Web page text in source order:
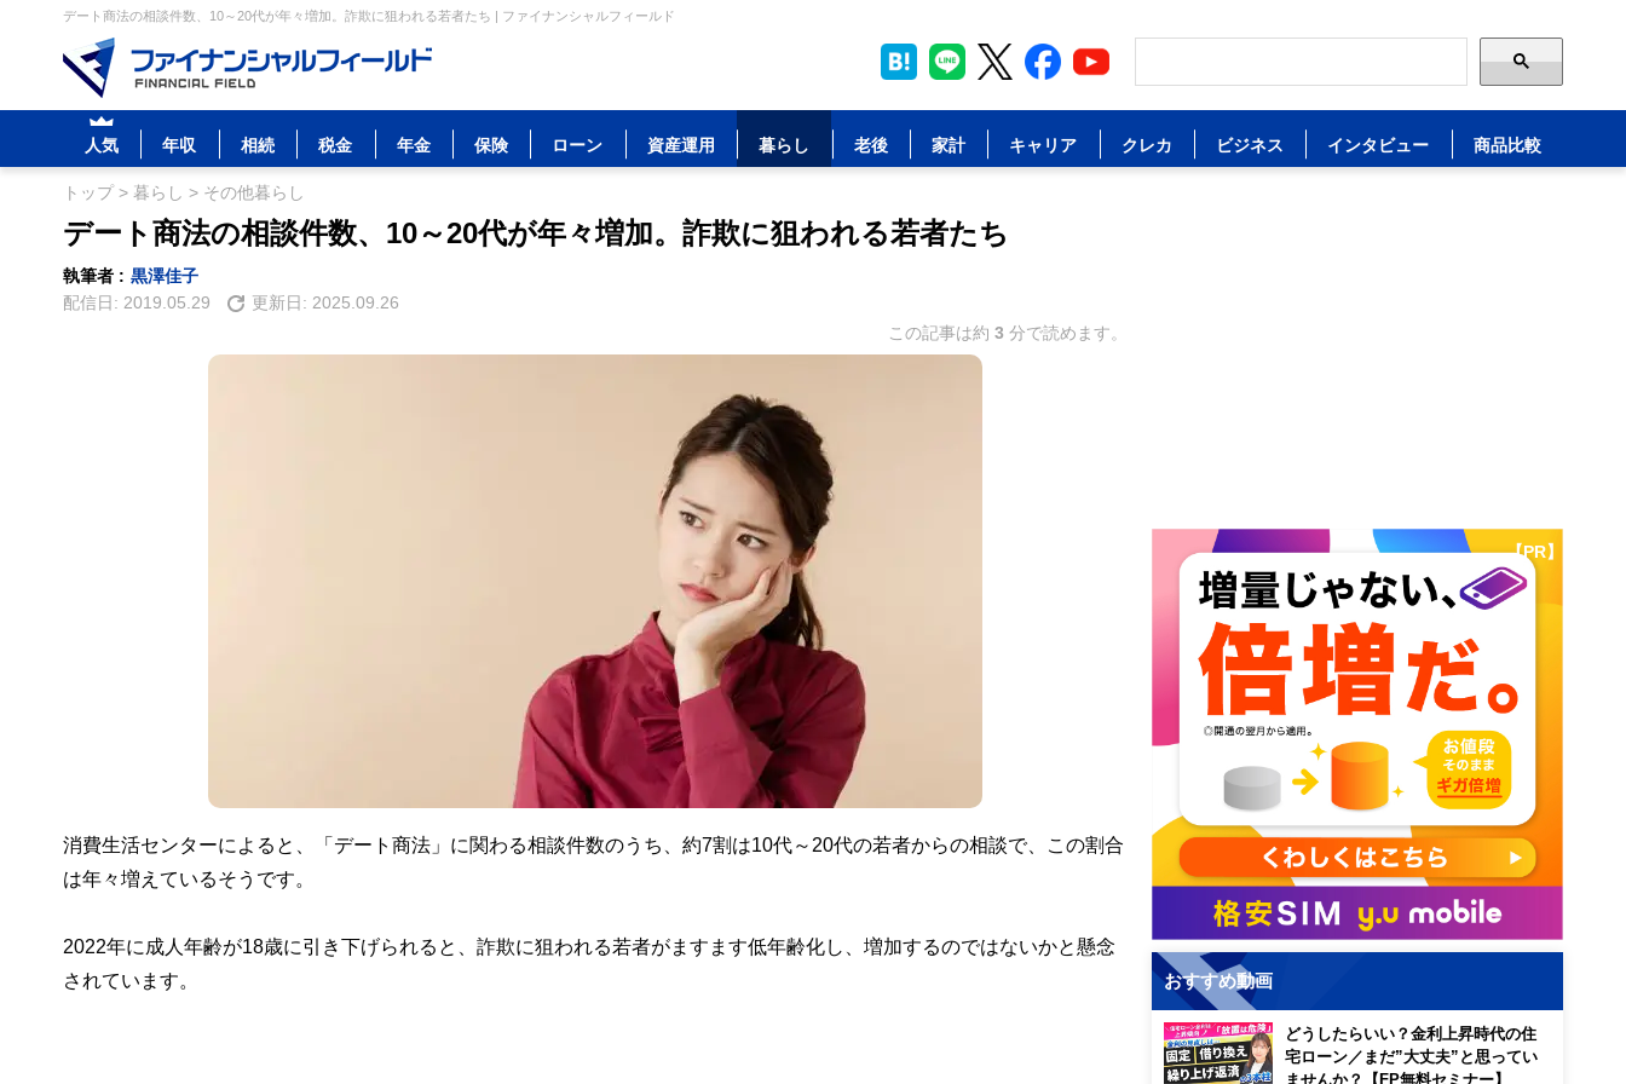
デート商法の相談件数、10～20代が年々増加。詐欺に狙われる若者たち | ファイナンシャルフィールド
人気 年収 相続 税金 年金 保険 ローン 資産運用 暮らし 老後 家計 キャリア クレカ ビジネス インタビュー 商品比較
トップ> 暮らし > その他暮らし
デート商法の相談件数、10～20代が年々増加。詐欺に狙われる若者たち
執筆者 : 黒澤佳子
配信日: 2019.05.29 更新日: 2025.09.26
この記事は約 3 分で読めます。
消費生活センターによると、「デート商法」に関わる相談件数のうち、約7割は10代～20代の若者からの相談で、この割合
は年々増えているそうです。
2022年に成人年齢が18歳に引き下げられると、詐欺に狙われる若者がますます低年齢化し、増加するのではないかと懸念
されています。
【PR】
おすすめ動画
どうしたらいい？金利上昇時代の住
宅ローン／まだ”大丈夫”と思ってい
ませんか？【FP無料セミナー】